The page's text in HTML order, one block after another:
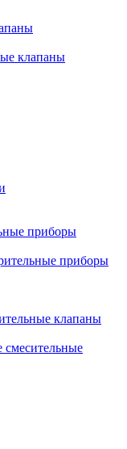
клапаны
приборы
приборы
клапаны
смесительные